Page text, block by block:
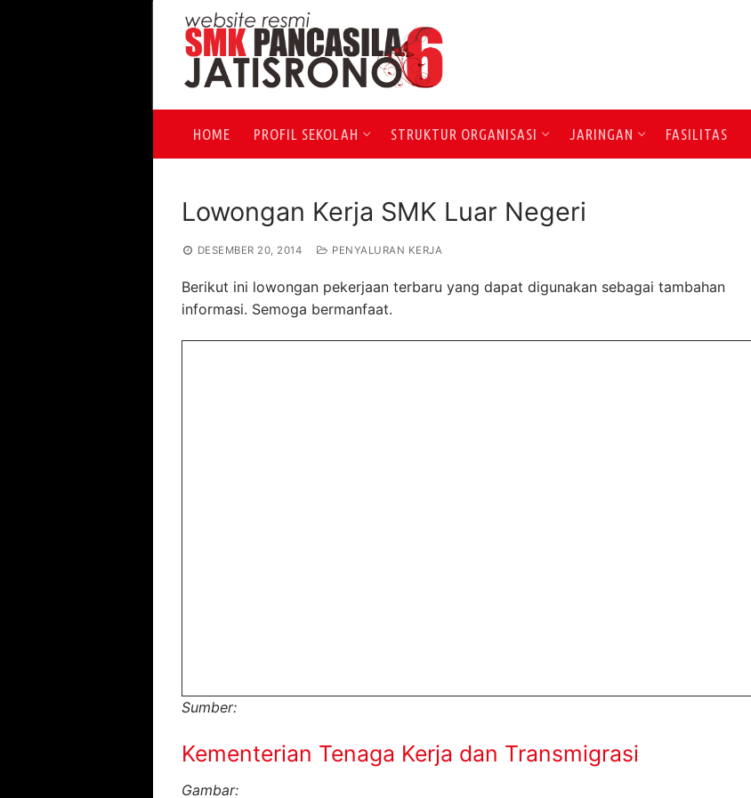
konten
HOME PROFIL SEKOLAH STRUKTUR ORGANISASI JARINGAN FASILITAS
Lowongan Kerja SMK Luar Negeri
DESEMBER 20, 2014 PENYALURAN KERJA
Berikut ini lowongan pekerjaan terbaru yang dapat digunakan sebagai tambahan
informasi. Semoga bermanfaat.
Sumber:
Kementerian Tenaga Kerja dan Transmigrasi
Gambar: